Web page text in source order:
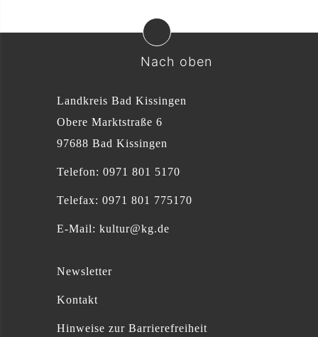
Nach oben
Landkreis Bad Kissingen
Obere Marktstraße 6
97688 Bad Kissingen
Telefon: 0971 801 5170
Telefax: 0971 801 775170
E-Mail: kultur@kg.de
Newsletter
Kontakt
Hinweise zur Barrierefreiheit